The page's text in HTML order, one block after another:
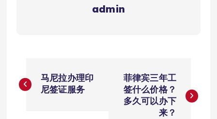
admin
章
马尼拉办理印
尼签证服务
菲律宾三年工
签什么价格？
多久可以办下
来？